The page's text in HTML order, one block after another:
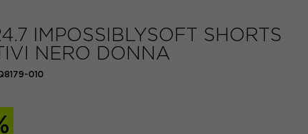
IMPOSSIBLYSOFT SHORTS
NERO DONNA
010